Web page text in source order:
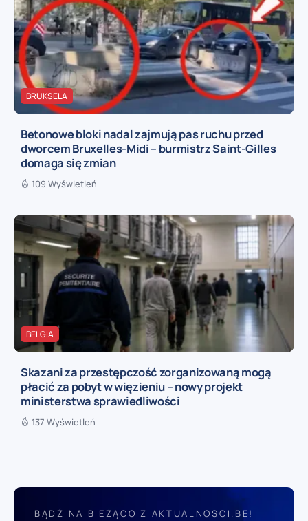
BRUKSELA
Betonowe bloki nadal zajmują pas ruchu przed
dworcem Bruxelles-Midi – burmistrz Saint-Gilles
domaga się zmian
109 Wyświetleń
BELGIA
Skazani za przestępczość zorganizowaną mogą
płacić za pobyt w więzieniu – nowy projekt
ministerstwa sprawiedliwości
137 Wyświetleń
BĄDŹ NA BIEŻĄCO Z AKTUALNOSCI.BE!